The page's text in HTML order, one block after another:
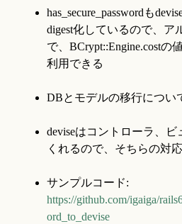
has_secure_passwordも
digest化しているので、ア
で、BCrypt::Engine.costの
利用できる
DBとモデルの移行につい
deviseはコントローラ、
くれるので、そちらの対
https://github.com/igaiga/
ord_to_devise